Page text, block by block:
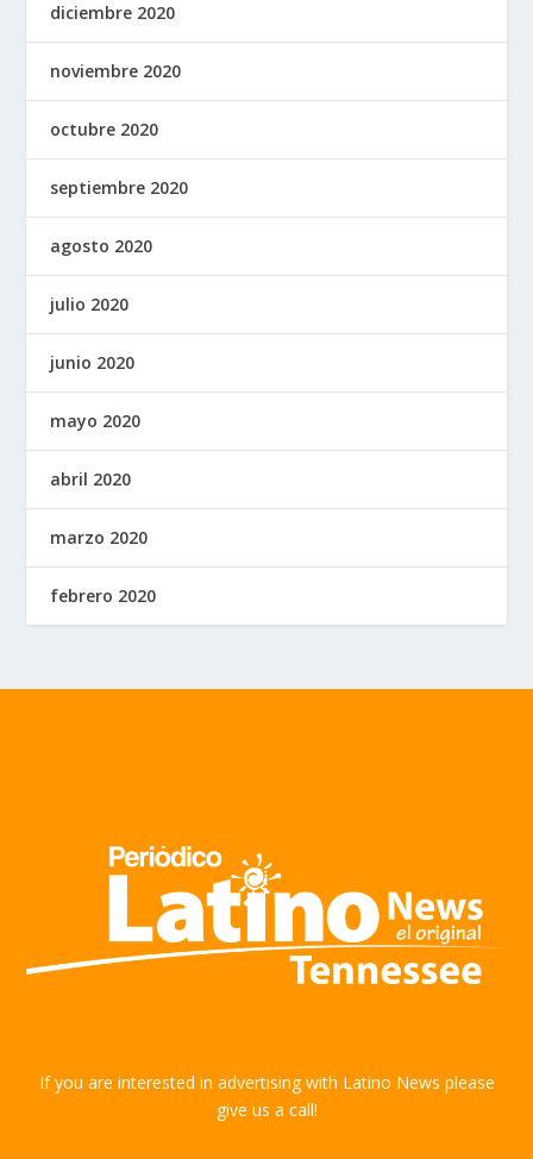
diciembre 2020
noviembre 2020
octubre 2020
septiembre 2020
agosto 2020
julio 2020
junio 2020
mayo 2020
abril 2020
marzo 2020
febrero 2020
If you are interested in advertising with Latino News please
give us a call!